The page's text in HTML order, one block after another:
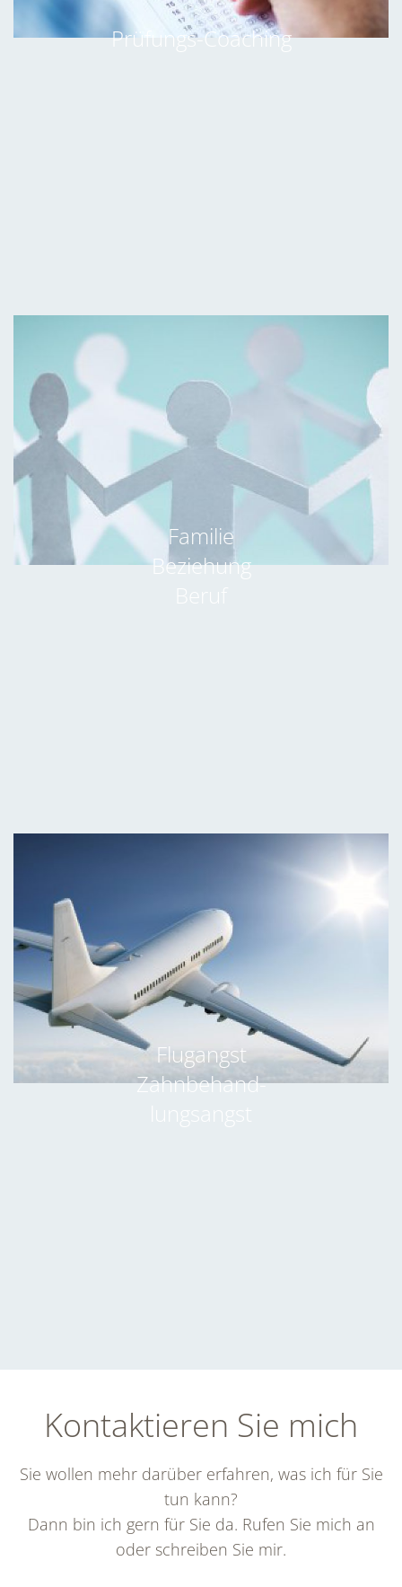
Prüfungs-Coaching
Familie
Beziehung
Flugangst
Zahnbehand-
Kontaktieren Sie mich
Sie wollen mehr darüber erfahren, was ich für Sie
tun kann?
Dann bin ich gern für Sie da. Rufen Sie mich an
oder schreiben Sie mir.